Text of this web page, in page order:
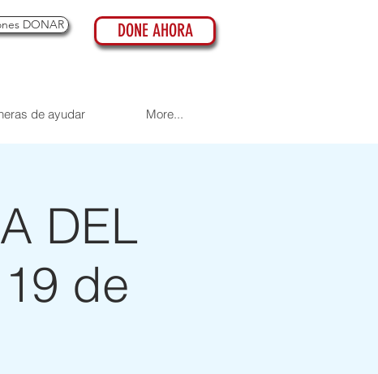
DONAR DONE AHORA
de ayudar More...
DEL
de